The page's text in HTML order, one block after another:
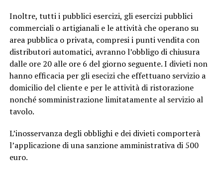
Inoltre, tutti i pubblici esercizi, gli esercizi pubblici
commerciali o artigianali e le attività che operano su
area pubblica o privata, compresi i punti vendita con
distributori automatici, avranno l’obbligo di chiusura
dalle ore 20 alle ore 6 del giorno seguente. I divieti non
hanno efficacia per gli esecizi che effettuano servizio a
domicilio del cliente e per le attività di ristorazione
nonché somministrazione limitatamente al servizio al
tavolo.
L’inosservanza degli obblighi e dei divieti comporterà
l’applicazione di una sanzione amministrativa di 500
euro.